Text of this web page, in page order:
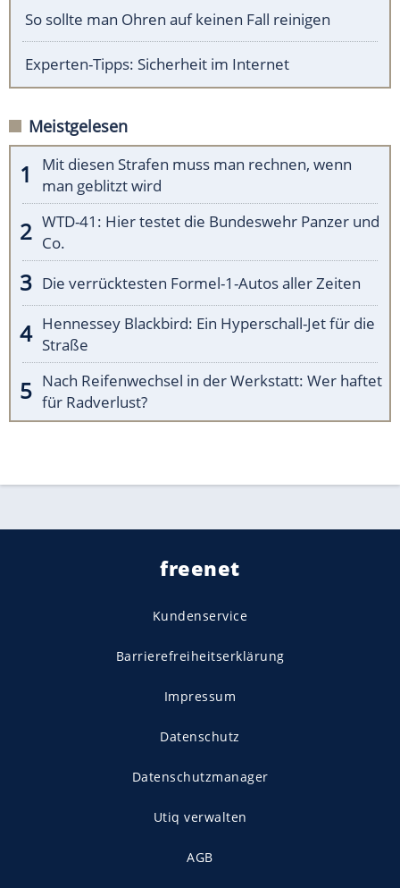
So sollte man Ohren auf keinen Fall reinigen
Experten-Tipps: Sicherheit im Internet
Meistgelesen
Mit diesen Strafen muss man rechnen, wenn
man geblitzt wird
WTD-41: Hier testet die Bundeswehr Panzer und
Co.
Die verrücktesten Formel-1-Autos aller Zeiten
Hennessey Blackbird: Ein Hyperschall-Jet für die
Straße
Nach Reifenwechsel in der Werkstatt: Wer haftet
für Radverlust?
freenet
Kundenservice
Barrierefreiheitserklärung
Impressum
Datenschutz
Datenschutzmanager
Utiq verwalten
AGB